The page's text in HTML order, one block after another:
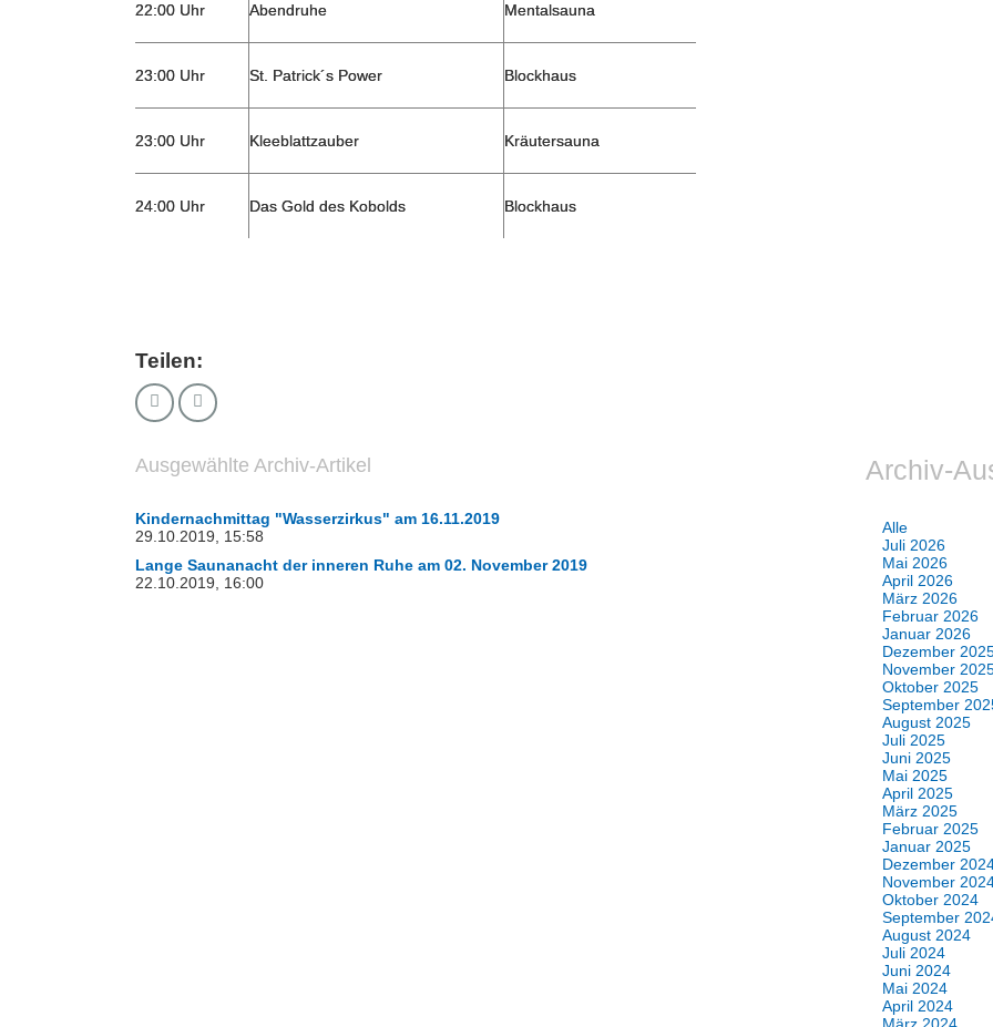
22:00 Uhr Abendruhe Mentalsauna
23:00 Uhr St. Patrick´s Power Blockhaus
23:00 Uhr Kleeblattzauber Kräutersauna
24:00 Uhr Das Gold des Kobolds Blockhaus
Teilen:
Ausgewählte Archiv-Artikel
Kindernachmittag "Wasserzirkus" am 16.11.2019
29.10.2019, 15:58
Lange Saunanacht der inneren Ruhe am 02. November 2019
22.10.2019, 16:00
Archiv-
Alle
Juli 2026
Mai 2026
April 2026
März 2026
Februar 2026
Januar 2026
Dezember
November
Oktober 2025
September
August 2025
Juli 2025
Juni 2025
Mai 2025
April 2025
März 2025
Februar 2025
Januar 2025
Dezember
November
Oktober 2024
September
August 2024
Juli 2024
Juni 2024
Mai 2024
April 2024